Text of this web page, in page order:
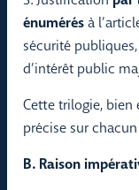
énumérésà
sécurité
d’intérêt public
Cette trilogie, bien
précise sur
B. Raison